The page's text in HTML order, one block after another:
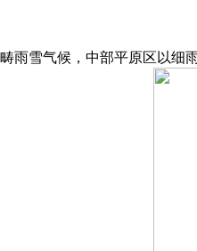
雪气候，中部平原区以细